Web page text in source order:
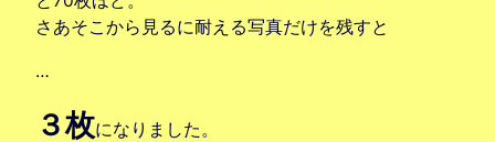
さあそこから見るに耐える写真だけを残すと
…
３枚になりました。